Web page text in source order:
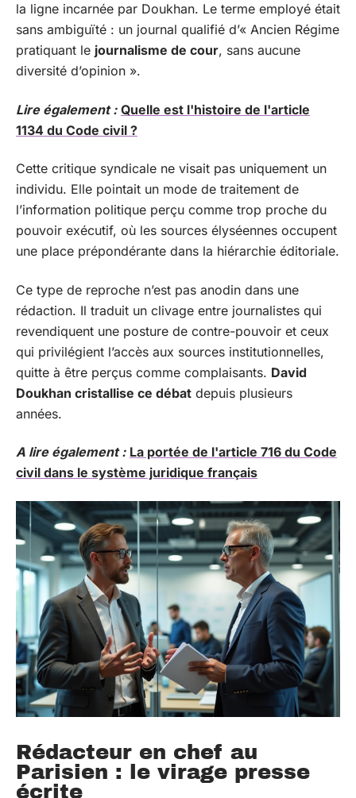
la ligne incarnée par Doukhan. Le terme employé était
sans ambiguïté : un journal qualifié d’« Ancien Régime
pratiquant le journalisme de cour, sans aucune
diversité d’opinion ».
Lire également : Quelle est l'histoire de l'article
1134 du Code civil ?
Cette critique syndicale ne visait pas uniquement un
individu. Elle pointait un mode de traitement de
l’information politique perçu comme trop proche du
pouvoir exécutif, où les sources élyséennes occupent
une place prépondérante dans la hiérarchie éditoriale.
Ce type de reproche n’est pas anodin dans une
rédaction. Il traduit un clivage entre journalistes qui
revendiquent une posture de contre-pouvoir et ceux
qui privilégient l’accès aux sources institutionnelles,
quitte à être perçus comme complaisants. David
Doukhan cristallise ce débat depuis plusieurs
années.
A lire également : La portée de l'article 716 du Code
civil dans le système juridique français
Rédacteur en chef au
Parisien : le virage presse
écrite